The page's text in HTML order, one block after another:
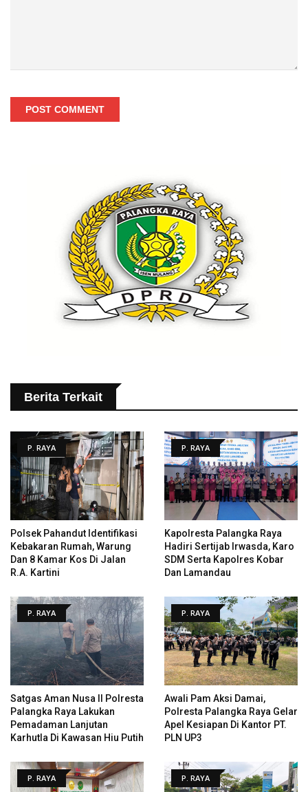
POST COMMENT
Berita Terkait
P. RAYA
Polsek Pahandut Identifikasi
Kebakaran Rumah, Warung
Dan 8 Kamar Kos Di Jalan
R.A. Kartini
P. RAYA
Kapolresta Palangka Raya
Hadiri Sertijab Irwasda, Karo
SDM Serta Kapolres Kobar
Dan Lamandau
P. RAYA
Satgas Aman Nusa II Polresta
Palangka Raya Lakukan
Pemadaman Lanjutan
Karhutla Di Kawasan Hiu Putih
P. RAYA
Awali Pam Aksi Damai,
Polresta Palangka Raya Gelar
Apel Kesiapan Di Kantor PT.
PLN UP3
P. RAYA P. RAYA